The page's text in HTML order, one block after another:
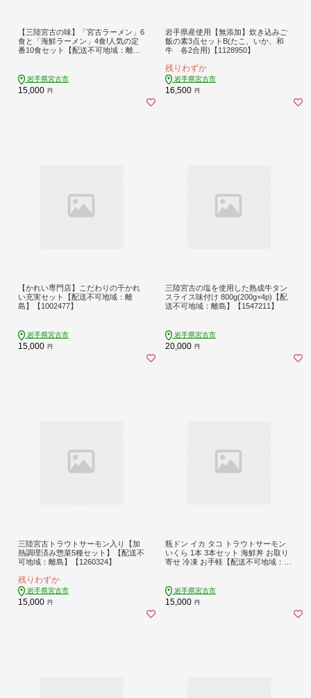
【三陸宮古の味】「宮古ラーメン」6
食と「海鮮ラーメン」4食!人気の定
番10食セット【配送不可地域：離
岩手県宮古市
15,000 円
岩手県産使用【無添加】炊き込みご
飯の素3点セットB(たこ、いか、和
牛 各2合用)【1128950】
残りわずか
岩手県宮古市
16,500 円
【かれい専門店】こだわりの干かれ
い充実セット【配送不可地域：離
島】【1002477】
岩手県宮古市
15,000 円
三陸宮古の塩を使用した熟成牛タン
スライス味付け 800g(200g×4p)【配
送不可地域：離島】【1547211】
岩手県宮古市
20,000 円
三陸宮古トラウトサーモン入り【加
熱調理済み惣菜5種セット】【配送不
可地域：離島】【1260324】
残りわずか
岩手県宮古市
15,000 円
瓶ドン イカ タコ トラウトサーモン
いくら 1本 3本セット 海鮮丼 お取り
寄せ 冷凍 お手軽【配送不可地域：離
岩手県宮古市
15,000 円